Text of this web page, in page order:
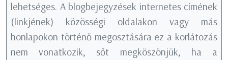
lehetséges. A blogbejegyzések internetes címének
(linkjének) közösségi oldalakon vagy más
honlapokon történő megosztására ez a korlátozás
nem vonatkozik, sőt megköszönjük, ha a